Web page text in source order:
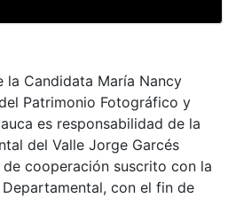
la Candidata María Nancy
Patrimonio Fotográfico y
es responsabilidad de la
del Valle Jorge Garcés
cooperación suscrito con la
con el fin de